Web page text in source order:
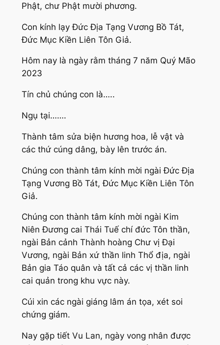
Phật, chư Phật mười phương.
Con kính lạy Đức Địa Tạng Vương Bồ Tát,
Đức Mục Kiền Liên Tôn Giả.
Hôm nay là ngày rằm tháng 7 năm Quý Mão
2023
Tín chủ chúng con là…..
Ngụ tại…….
Thành tâm sửa biện hương hoa, lễ vật và
các thứ cúng dâng, bày lên trước án.
Chúng con thành tâm kính mời ngài Đức Địa
Tạng Vương Bồ Tát, Đức Mục Kiền Liên Tôn
Giả.
Chúng con thành tâm kính mời ngài Kim
Niên Đương cai Thái Tuế chí đức Tôn thần,
ngài Bản cảnh Thành hoàng Chư vị Đại
Vương, ngài Bản xứ thần linh Thổ địa, ngài
Bản gia Táo quân và tất cả các vị thần linh
cai quản trong khu vực này.
Cúi xin các ngài giáng lâm án tọa, xét soi
chứng giám.
Nay gặp tiết Vu Lan, ngày vong nhân được